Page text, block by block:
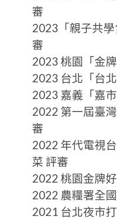
審
2023「親子共
審
2023 桃園「金
2023 台北「台
2023 嘉義「嘉
2022 第一屆臺
審
2022 年代電視
菜 評審
2022 桃園金牌
2022 農糧署全
2021 台北夜市